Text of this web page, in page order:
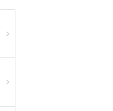
chevron_right
chevron_right